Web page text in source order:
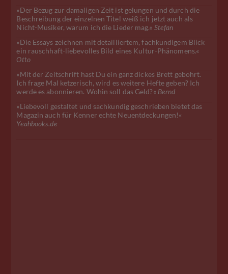
»Der Bezug zur damaligen Zeit ist gelungen und durch die
Beschreibung der einzelnen Titel weiß ich jetzt auch als
Nicht-Musiker, warum ich die Lieder mag.« Stefan
»Die Essays zeichnen mit detailliertem, fachkundigem Blick
ein rauschhaft-liebevolles Bild eines Kultur-Phänomens.«
Otto
»Mit der Zeitschrift hast Du ein ganz dickes Brett gebohrt.
Ich frage Mal ketzerisch, wird es weitere Hefte geben? Ich
werde es abonnieren. Wohin soll das Geld?« Bernd
»Liebevoll gestaltet und sachkundig geschrieben bietet das
Magazin auch für Kenner echte Neuentdeckungen!«
Yeahbooks.de